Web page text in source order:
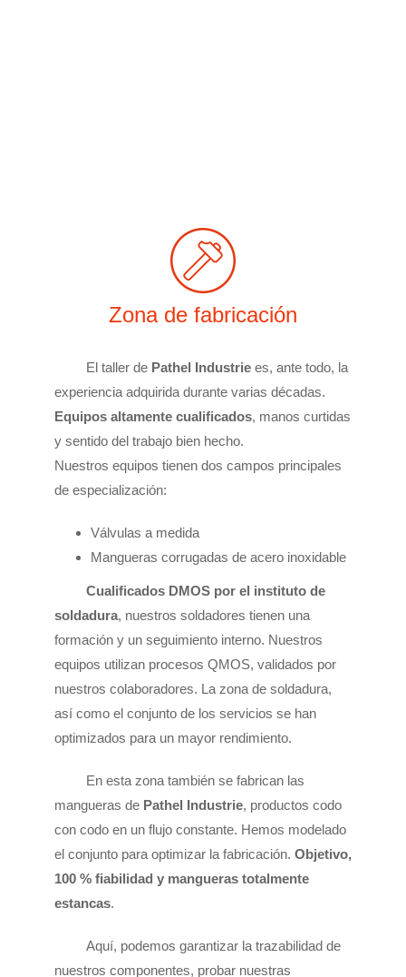
Zona de fabricación
El taller de Pathel Industrie es, ante todo, la
experiencia adquirida durante varias décadas.
Equipos altamente cualificados, manos curtidas
y sentido del trabajo bien hecho.
Nuestros equipos tienen dos campos principales
de especialización:
Válvulas a medida
Mangueras corrugadas de acero inoxidable
Cualificados DMOS por el instituto de
soldadura, nuestros soldadores tienen una
formación y un seguimiento interno. Nuestros
equipos utilizan procesos QMOS, validados por
nuestros colaboradores. La zona de soldadura,
así como el conjunto de los servicios se han
optimizados para un mayor rendimiento.
En esta zona también se fabrican las
mangueras de Pathel Industrie, productos codo
con codo en un flujo constante. Hemos modelado
el conjunto para optimizar la fabricación. Objetivo,
100 % fiabilidad y mangueras totalmente
estancas.
Aquí, podemos garantizar la trazabilidad de
nuestros componentes, probar nuestras